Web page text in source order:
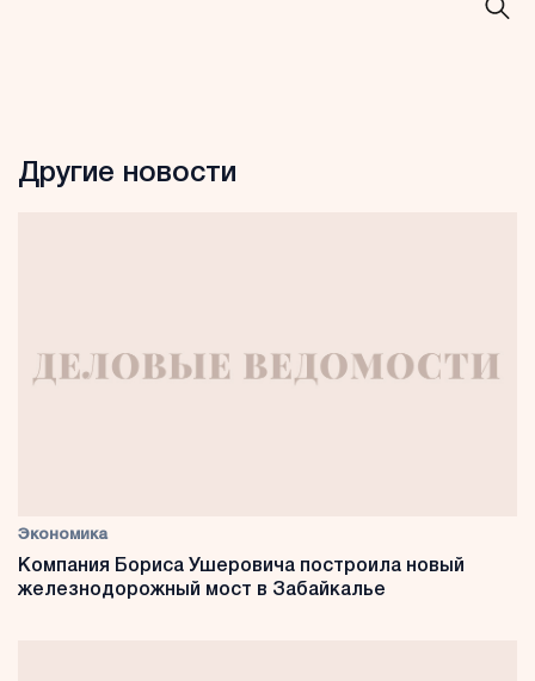
Другие новости
Экономика
Компания Бориса Ушеровича построила новый
железнодорожный мост в Забайкалье